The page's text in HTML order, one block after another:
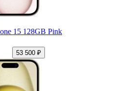
15 128GB Pink
53 500 ₽